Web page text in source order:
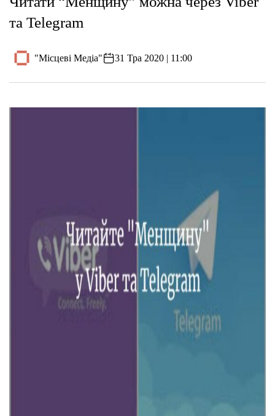
та Telegram
"Місцеві Медіа" 31 Тра 2020 | 11:00